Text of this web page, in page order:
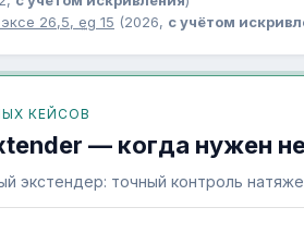
26,5, eg 15 (2026, с учётом
КЕЙСОВ
— когда нужен
экстендер: точный контроль